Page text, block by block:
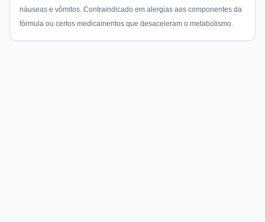
náuseas e vômitos. Contraindicado em alergias aos componentes da
fórmula ou certos medicamentos que desaceleram o metabolismo.